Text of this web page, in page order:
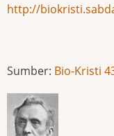
http://
Sumber: Bio-Kristi